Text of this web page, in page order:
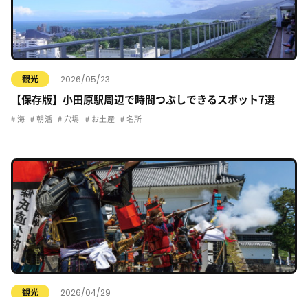
観光 2026/05/23
【保存版】小田原駅周辺で時間つぶしできるスポット7選
海 朝活 穴場 お土産 名所
観光 2026/04/29